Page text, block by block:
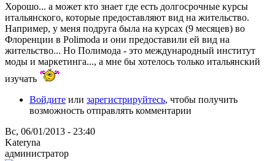
Хорошо... а может кто знает где есть долгосрочные курсы
итальянского, которые предоставляют вид на жительство.
Например, у меня подруга была на курсах (9 месяцев) во
Флоренции в Polimoda и они предоставили ей вид на
жительство... Но Полимода - это международный институт
моды и маркетинга..., а мне бы хотелось только итальянский
изучать
Войдите или зарегистрируйтесь, чтобы получить
возможность отправлять комментарии
Вс, 06/01/2013 - 23:40
Kateryna
администратор